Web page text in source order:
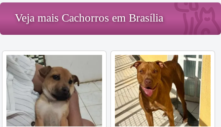
Veja mais Cachorros em Brasília